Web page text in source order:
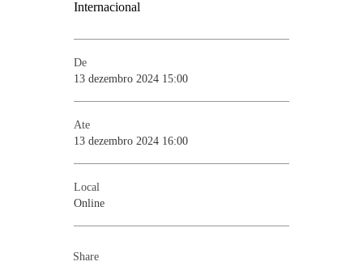
De
13 dezembro 2024 15:00
Ate
13 dezembro 2024 16:00
Local
Online
Share